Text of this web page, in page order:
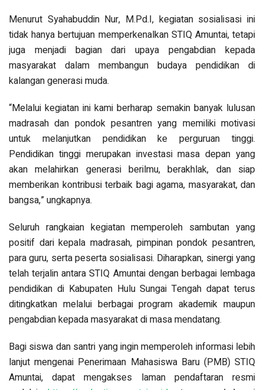
Menurut Syahabuddin Nur, M.Pd.I, kegiatan sosialisasi ini
tidak hanya bertujuan memperkenalkan STIQ Amuntai, tetapi
juga menjadi bagian dari upaya pengabdian kepada
masyarakat dalam membangun budaya pendidikan di
kalangan generasi muda.
“Melalui kegiatan ini kami berharap semakin banyak lulusan
madrasah dan pondok pesantren yang memiliki motivasi
untuk melanjutkan pendidikan ke perguruan tinggi.
Pendidikan tinggi merupakan investasi masa depan yang
akan melahirkan generasi berilmu, berakhlak, dan siap
memberikan kontribusi terbaik bagi agama, masyarakat, dan
bangsa,” ungkapnya.
Seluruh rangkaian kegiatan memperoleh sambutan yang
positif dari kepala madrasah, pimpinan pondok pesantren,
para guru, serta peserta sosialisasi. Diharapkan, sinergi yang
telah terjalin antara STIQ Amuntai dengan berbagai lembaga
pendidikan di Kabupaten Hulu Sungai Tengah dapat terus
ditingkatkan melalui berbagai program akademik maupun
pengabdian kepada masyarakat di masa mendatang.
Bagi siswa dan santri yang ingin memperoleh informasi lebih
lanjut mengenai Penerimaan Mahasiswa Baru (PMB) STIQ
Amuntai, dapat mengakses laman pendaftaran resmi